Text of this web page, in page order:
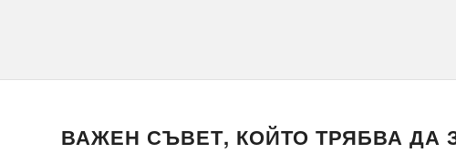
ВАЖЕН СЪВЕТ, КОЙТО ТРЯБВА ДА